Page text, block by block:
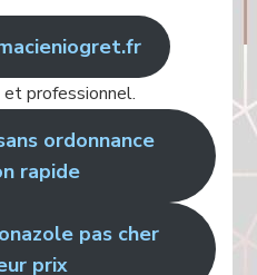
et professionnel.
ordonnance
rapide
pas cher
prix